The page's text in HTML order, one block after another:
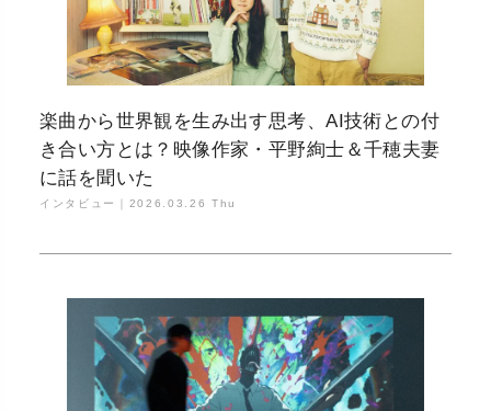
楽曲から世界観を生み出す思考、AI技術との付
き合い方とは？映像作家・平野絢士＆千穂夫妻
に話を聞いた
インタビュー｜ 2026.03.26 Thu